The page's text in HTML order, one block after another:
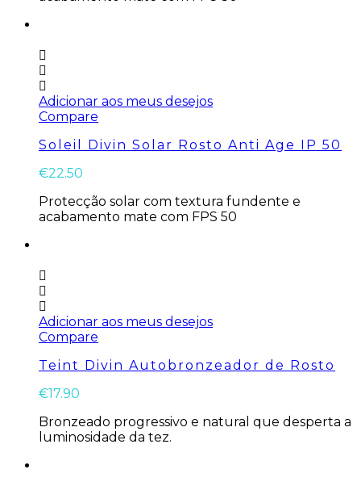
Adicionar aos meus desejos
Compare
Soleil Divin Solar Rosto Anti Age IP 50
€22.50
Protecção solar com textura fundente e
acabamento mate com FPS 50
Adicionar aos meus desejos
Compare
Teint Divin Autobronzeador de Rosto
€17.90
Bronzeado progressivo e natural que desperta a
luminosidade da tez.